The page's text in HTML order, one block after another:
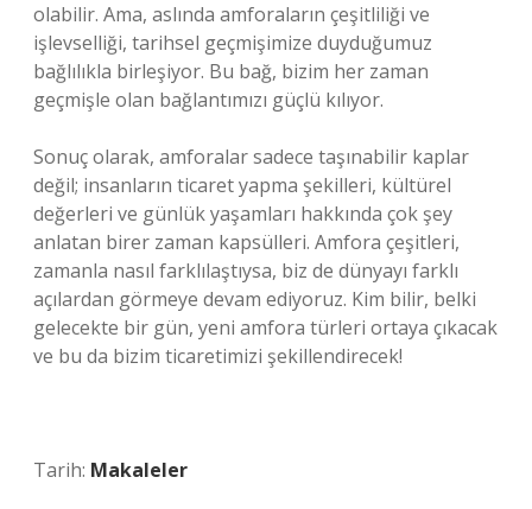
olabilir. Ama, aslında amforaların çeşitliliği ve
işlevselliği, tarihsel geçmişimize duyduğumuz
bağlılıkla birleşiyor. Bu bağ, bizim her zaman
geçmişle olan bağlantımızı güçlü kılıyor.
Sonuç olarak, amforalar sadece taşınabilir kaplar
değil; insanların ticaret yapma şekilleri, kültürel
değerleri ve günlük yaşamları hakkında çok şey
anlatan birer zaman kapsülleri. Amfora çeşitleri,
zamanla nasıl farklılaştıysa, biz de dünyayı farklı
açılardan görmeye devam ediyoruz. Kim bilir, belki
gelecekte bir gün, yeni amfora türleri ortaya çıkacak
ve bu da bizim ticaretimizi şekillendirecek!
Tarih: Makaleler